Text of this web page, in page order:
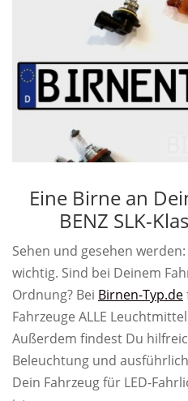
Eine Birne an
BENZ SLK-
Sehen und gesehen
wichtig. Sind bei Deinem
Ordnung? Bei Birnen-Typ.de
Fahrzeuge ALLE
Außerdem findest Du
Beleuchtung und
Dein Fahrzeug für LED-